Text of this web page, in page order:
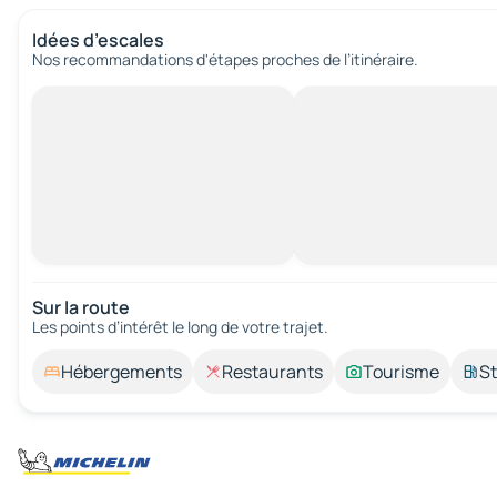
Idées d’escales
Nos recommandations d'étapes proches de l’itinéraire.
Sur la route
Les points d’intérêt le long de votre trajet.
Hébergements Restaurants Tourisme